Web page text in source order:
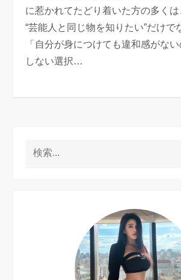
に惹かれてたどり着いた方の多くは
“芸能人と同じ物を知りたい”だけで
「自分が身につけても違和感がな
しない選択…